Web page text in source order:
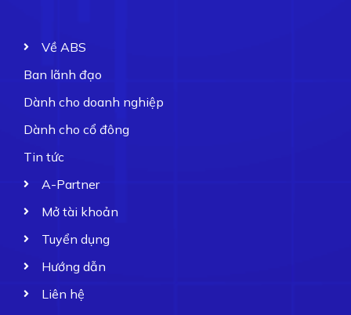
Về ABS
Ban lãnh đạo
Dành cho doanh nghiệp
Dành cho cổ đông
Tin tức
A-Partner
Mở tài khoản
Tuyển dụng
Hướng dẫn
Liên hệ